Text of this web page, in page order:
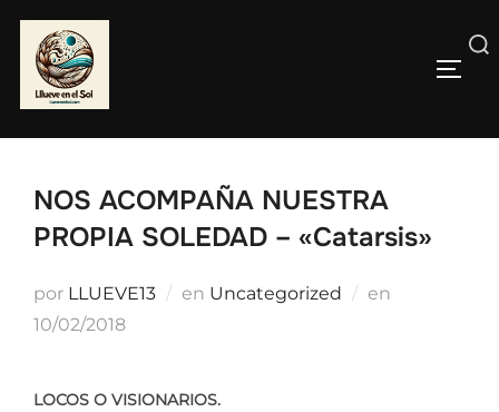
contenido
Buscar:
NOS ACOMPAÑA NUESTRA
PROPIA SOLEDAD – «Catarsis»
por LLUEVE13 en Uncategorized en
10/02/2018
LOCOS O VISIONARIOS.